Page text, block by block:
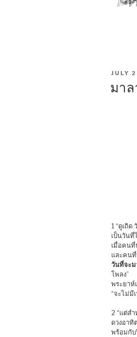
JULY
มา
1 “ดูเถิ
เป็นวันที่
เมื่อคนที่
และคนที่
วันที่จะ
โพลง”
พระยาห์
“จะไม่มี
2 “แต่ส
ดวงอาทิ
พร้อมกับ